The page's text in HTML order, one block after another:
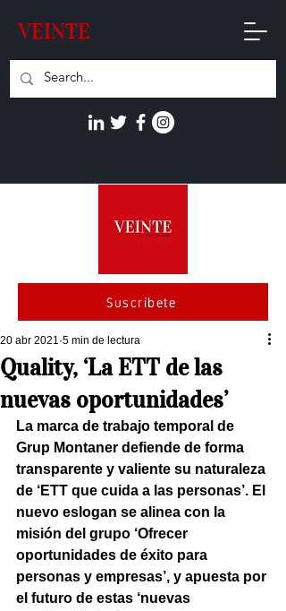
VEINTE
Suscríbete
Quality, ‘La ETT de las
nuevas oportunidades’
20 abr 2021 5 min de lectura
La marca de trabajo temporal de
Grup Montaner defiende de forma
transparente y valiente su naturaleza
de ‘ETT que cuida a las personas’. El
nuevo eslogan se alinea con la
misión del grupo ‘Ofrecer
oportunidades de éxito para
personas y empresas’, y apuesta por
el futuro de estas ‘nuevas